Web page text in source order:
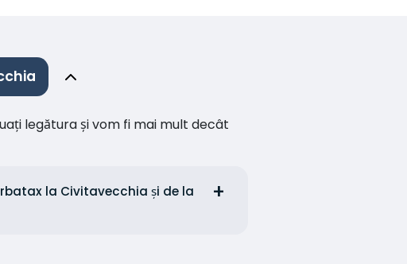
legătura și vom fi mai mult decât
la Civitavecchia și de la